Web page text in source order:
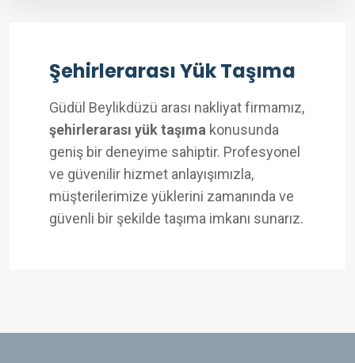
Şehirlerarası Yük Taşıma
Güdül Beylikdüzü arası nakliyat firmamız,
şehirlerarası yük taşıma konusunda
geniş bir deneyime sahiptir. Profesyonel
ve güvenilir hizmet anlayışımızla,
müşterilerimize yüklerini zamanında ve
güvenli bir şekilde taşıma imkanı sunarız.